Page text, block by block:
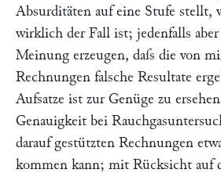
Absurditäten auf eine Stufe stellt,
wirklich der Fall ist; jedenfalls
Meinung erzeugen, daſs die von
Rechnungen falsche Resultate
Aufsatze ist zur Genüge zu
Genauigkeit bei
darauf gestützten Rechnungen
kommen kann; mit Rücksicht auf